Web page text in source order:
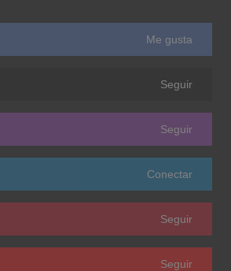
Me gusta
Seguir
Seguir
Conectar
Seguir
Seguir